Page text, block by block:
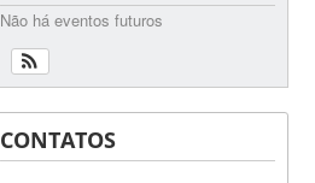
Não há eventos futuros
CONTATOS